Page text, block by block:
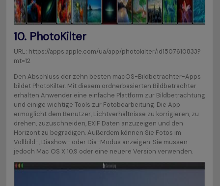
10. PhotoKilter
URL: https://apps.apple.com/ua/app/photokilter/id1507610833?
mt=12
Den Abschluss der zehn besten macOS-Bildbetrachter-Apps
bildet PhotoKilter. Mit diesem ordnerbasierten Bildbetrachter
erhalten Anwender eine einfache Plattform zur Bildbetrachtung
und einige wichtige Tools zur Fotobearbeitung. Die App
ermöglicht dem Benutzer, Lichtverhältnisse zu korrigieren, zu
drehen, zuzuschneiden, EXIF Daten anzuzeigen und den
Horizont zu begradigen. Außerdem können Sie Fotos im
Vollbild-, Diashow- oder Dia-Modus anzeigen. Sie müssen
jedoch Mac OS X 10.9 oder eine neuere Version verwenden.